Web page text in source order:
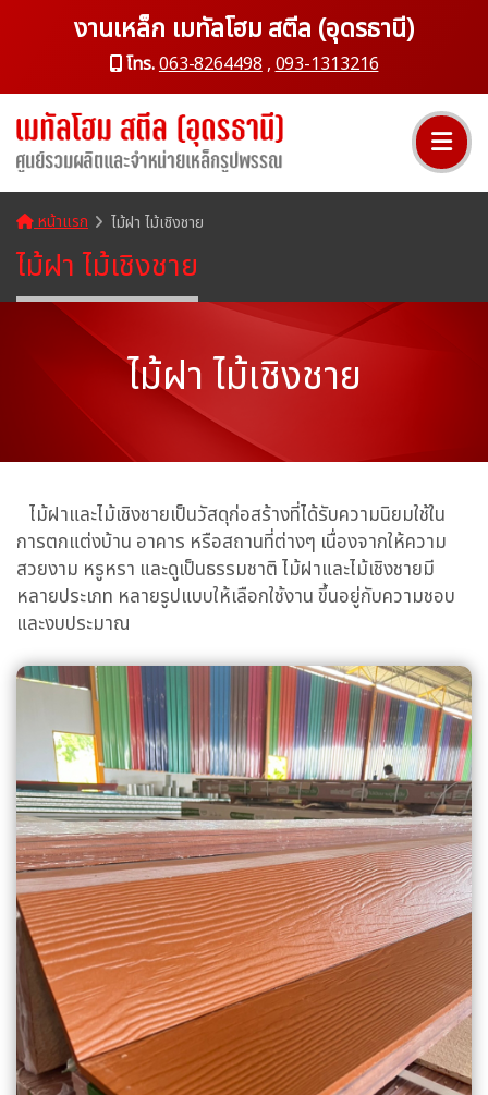
งานเหล็ก เมทัลโฮม สตีล (อุดรธานี)
โทร.063-8264498,093-1313216
หน้าแรก ไม้ฝา ไม้เชิงชาย
ไม้ฝา ไม้เชิงชาย
ไม้ฝา ไม้เชิงชาย
ไม้ฝาและไม้เชิงชายเป็นวัสดุก่อสร้างที่ได้รับความนิยมใช้ใน
การตกแต่งบ้าน อาคาร หรือสถานที่ต่างๆ เนื่องจากให้ความ
สวยงาม หรูหรา และดูเป็นธรรมชาติ ไม้ฝาและไม้เชิงชายมี
หลายประเภท หลายรูปแบบให้เลือกใช้งาน ขึ้นอยู่กับความชอบ
และงบประมาณ